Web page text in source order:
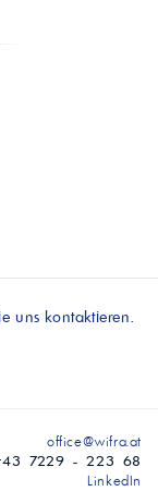
uns kontaktieren.
office@wifra.at
7229 - 223 68
LinkedIn